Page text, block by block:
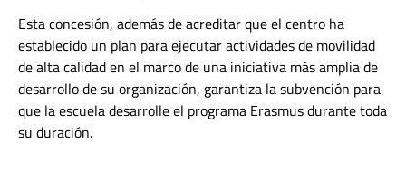
Esta concesión, además de acreditar que el centro ha
establecido un plan para ejecutar actividades de movilidad
de alta calidad en el marco de una iniciativa más amplia de
desarrollo de su organización, garantiza la subvención para
que la escuela desarrolle el programa Erasmus durante toda
su duración.